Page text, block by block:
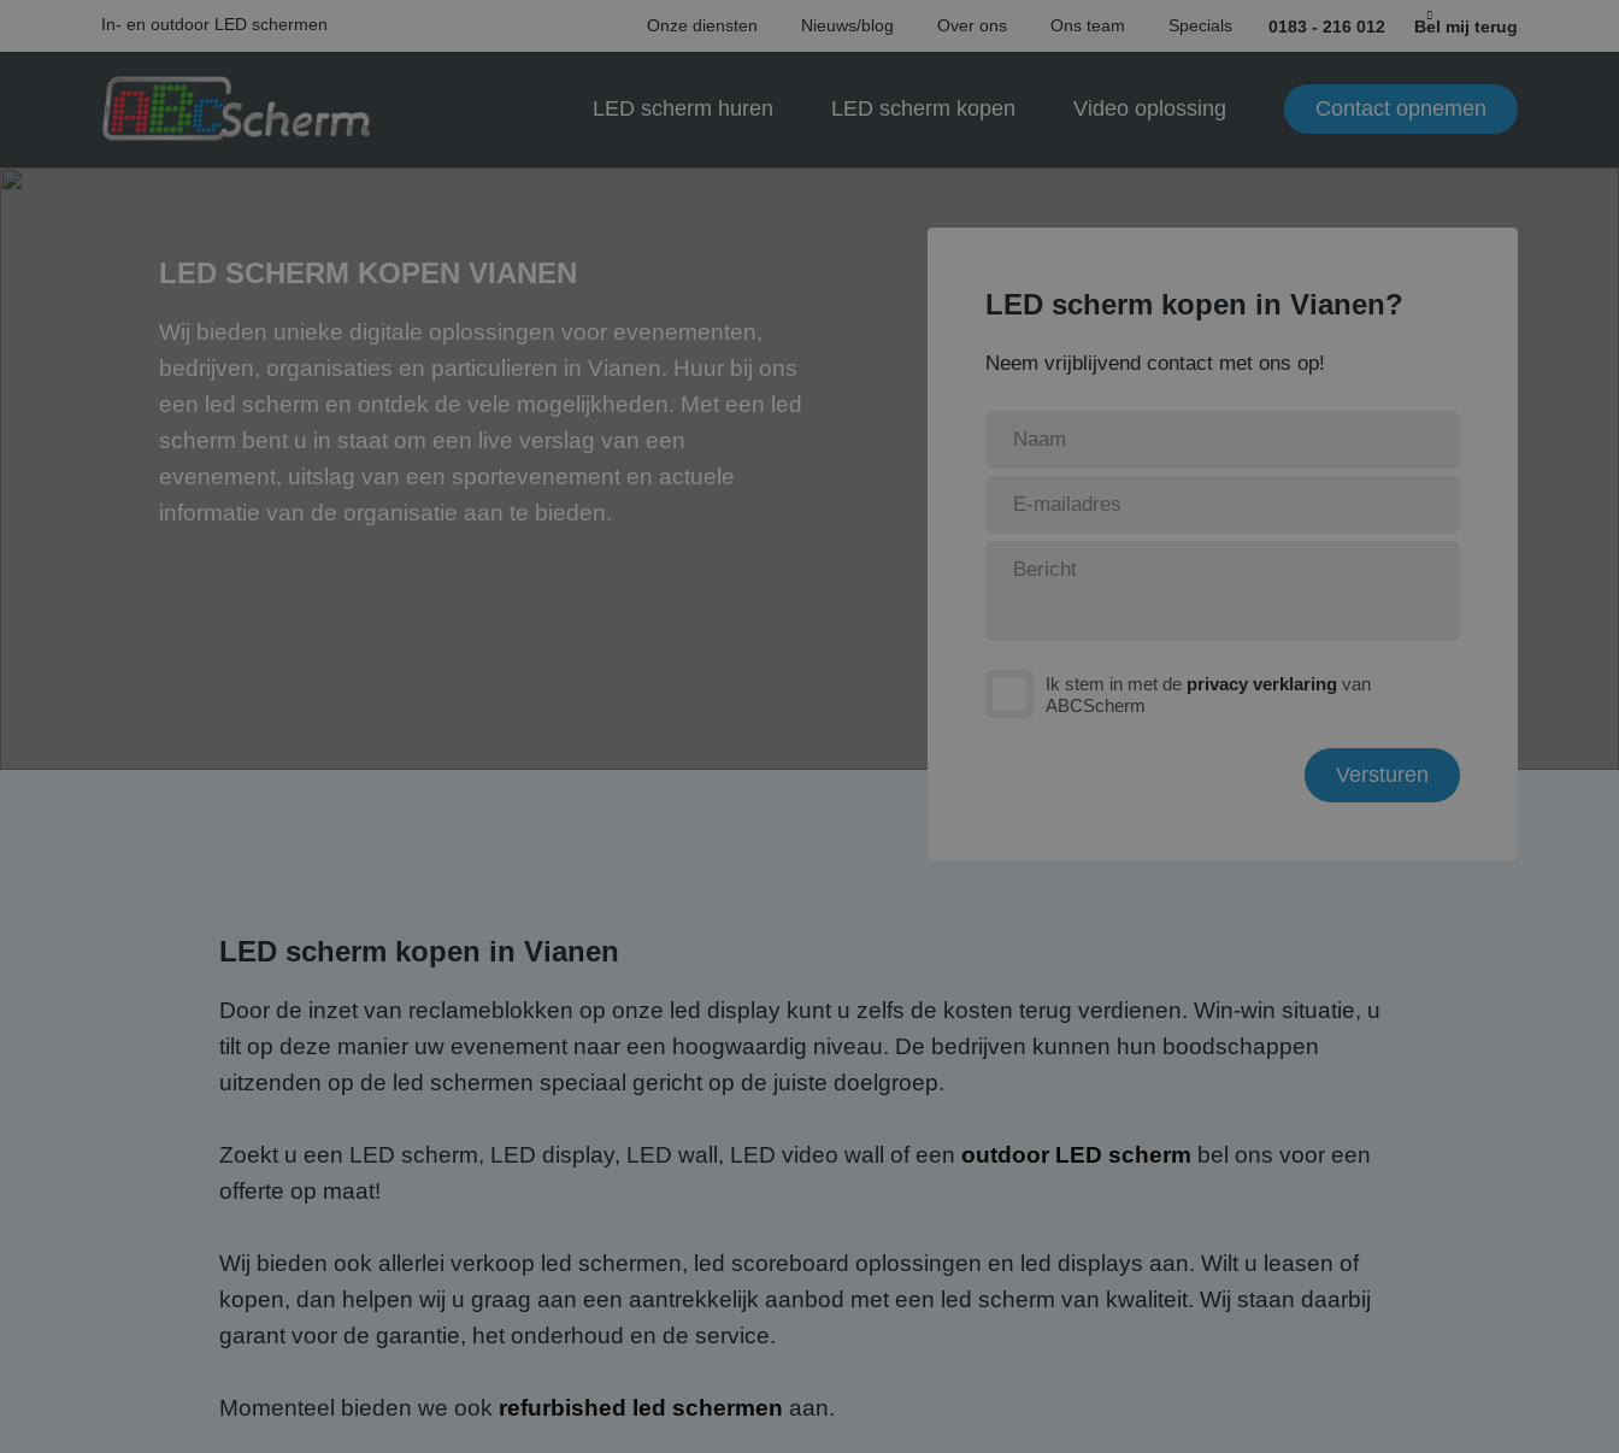
In- en outdoor LED schermen Bel mij terug
0183 - 216 012
Onze diensten Nieuws/blog Over ons Ons team Specials
LED scherm huren LED scherm kopen Video oplossing Contact opnemen
LED SCHERM KOPEN VIANEN
Wij bieden unieke digitale oplossingen voor evenementen,
bedrijven, organisaties en particulieren in Vianen. Huur bij ons
een led scherm en ontdek de vele mogelijkheden. Met een led
scherm bent u in staat om een live verslag van een
evenement, uitslag van een sportevenement en actuele
informatie van de organisatie aan te bieden.
LED scherm kopen in Vianen?
Neem vrijblijvend contact met ons op!
Ik stem in met de privacy verklaring van
ABCScherm
LED scherm kopen in Vianen
Door de inzet van reclameblokken op onze led display kunt u zelfs de kosten terug verdienen. Win-win situatie, u
tilt op deze manier uw evenement naar een hoogwaardig niveau. De bedrijven kunnen hun boodschappen
uitzenden op de led schermen speciaal gericht op de juiste doelgroep.
Zoekt u een LED scherm, LED display, LED wall, LED video wall of een outdoor LED scherm bel ons voor een
offerte op maat!
Wij bieden ook allerlei verkoop led schermen, led scoreboard oplossingen en led displays aan. Wilt u leasen of
kopen, dan helpen wij u graag aan een aantrekkelijk aanbod met een led scherm van kwaliteit. Wij staan daarbij
garant voor de garantie, het onderhoud en de service.
Momenteel bieden we ook refurbished led schermen aan.